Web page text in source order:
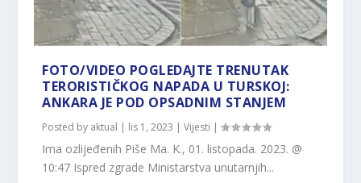
FOTO/VIDEO POGLEDAJTE TRENUTAK
TERORISTIČKOG NAPADA U TURSKOJ:
ANKARA JE POD OPSADNIM STANJEM
Posted by aktual | lis 1, 2023 |Vijesti |
Ima ozlijeđenih Piše Ma. K., 01. listopada. 2023. @
10:47 Ispred zgrade Ministarstva unutarnjih...